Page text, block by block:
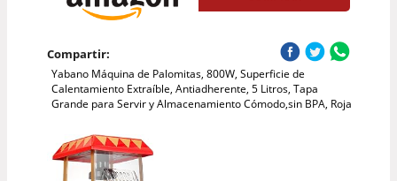
Compartir:
Yabano Máquina de Palomitas, 800W, Superficie de
Calentamiento Extraíble, Antiadherente, 5 Litros, Tapa
Grande para Servir y Almacenamiento Cómodo,sin BPA, Roja